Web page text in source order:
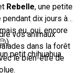
Rebelle, une petite
dix jours à
eu, oui, encore
petit chihuahua
vos animaux
dans la forêt
le bien-être de